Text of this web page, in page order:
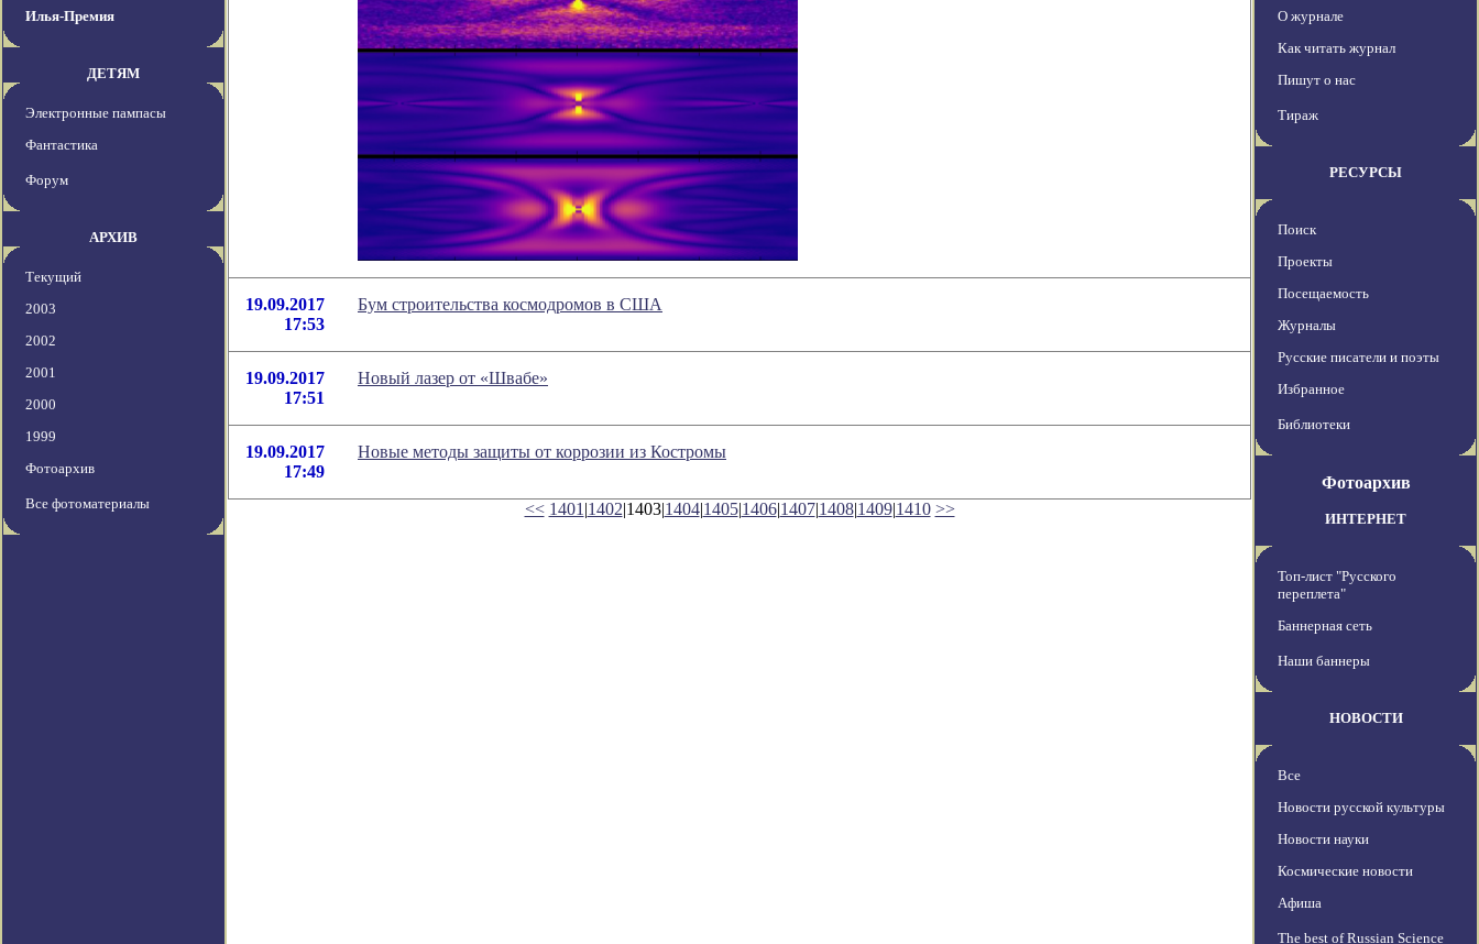
Илья-Премия
ДЕТЯМ
Электронные пампасы
Фантастика
Форум
АРХИВ
Текущий
2003
2002
2001
2000
1999
Фотоархив
Все фотоматериалы
19.09.2017
17:53
Бум строительства космодромов в США
19.09.2017
17:51
Новый лазер от «Швабе»
19.09.2017
17:49
Новые методы защиты от коррозии из Костромы
<< 1401 |1402|1403|1404|1405|1406|1407|1408|1409|1410 >>
О журнале
Как читать журнал
Пишут о нас
Тираж
РЕСУРСЫ
Поиск
Проекты
Посещаемость
Журналы
Русские писатели и поэты
Избранное
Библиотеки
Фотоархив
ИНТЕРНЕТ
Топ-лист "Русского
переплета"
Баннерная сеть
Наши баннеры
НОВОСТИ
Все
Новости русской культуры
Новости науки
Космические новости
Афиша
The best of Russian Science